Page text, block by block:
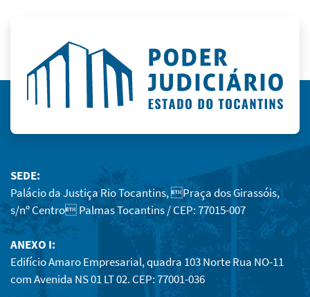
SEDE:
Palácio da Justiça Rio Tocantins, Praça dos Girassóis,
s/nº Centro Palmas Tocantins / CEP: 77015-007
ANEXO I:
Edifício Amaro Empresarial, quadra 103 Norte Rua NO-11
com Avenida NS 01 LT 02. CEP: 77001-036